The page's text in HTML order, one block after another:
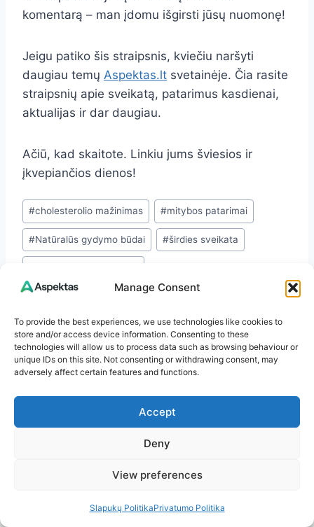
Manage Consent
To provide the best experiences, we use technologies like cookies to
store and/or access device information. Consenting to these
technologies will allow us to process data such as browsing behaviour or
unique IDs on this site. Not consenting or withdrawing consent, may
adversely affect certain features and functions.
Accept
Deny
View preferences
Slapukų PolitikaPrivatumo Politika
komentarą – man įdomu išgirsti jūsų nuomonę!
Jeigu patiko šis straipsnis, kviečiu naršyti
daugiau temų Aspektas.lt svetainėje. Čia rasite
straipsnių apie sveikatą, patarimus kasdienai,
aktualijas ir dar daugiau.
Ačiū, kad skaitote. Linkiu jums šviesios ir
įkvepiančios dienos!
Post
Tags:
#cholesterolio mažinimas #mitybos patarimai
#Natūralūs gydymo būdai #širdies sveikata
Dovydas A.
Esu Aspektas.lt įkūrėjas ir turinio autorius. Mano
aistra – sveikata, sveikas gyvenimo būdas,
sodininkystė ir natūralūs sprendimai, kurie
straipsnyje dalinuosi ne tik surinkta informacija,